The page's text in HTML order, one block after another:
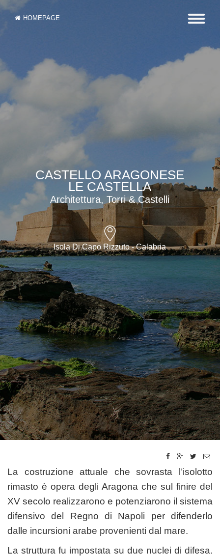
HOMEPAGE
CASTELLO ARAGONESE
LE CASTELLA
Architettura, Torri & Castelli
Isola Di Capo Rizzuto - Calabria
La costruzione attuale che sovrasta l’isolotto
rimasto è opera degli Aragona che sul finire del
XV secolo realizzarono e potenziarono il sistema
difensivo del Regno di Napoli per difenderlo
dalle incursioni arabe provenienti dal mare.
La struttura fu impostata su due nuclei di difesa.